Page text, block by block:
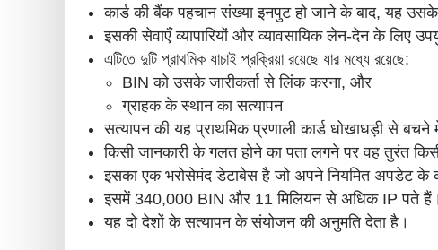
कार्ड की बैंक पहचान संख्या इनपुट हो जाने के बाद, यह
इसकी सेवाएँ व्यापारियों और व्यावसायिक लेन-देन के लिए
এটিতে দুটি প্রাথমিক যাচাই প্রক্রিয়া রয়েছে যার মধ্যে রয়েছে;
BIN को उसके जारीकर्ता से लिंक करना, और
ग्राहक के स्थान का सत्यापन
सत्यापन की यह प्राथमिक प्रणाली कार्ड धोखाधड़ी से बचने
किसी जानकारी के गलत होने का पता लगने पर वह तुरंत
इसका एक भरोसेमंद डेटाबेस है जो अपने नियमित अपडेट के
इसमें 340,000 BIN और 11 मिलियन से अधिक IP पते हैं।
यह दो देशों के सत्यापन के संयोजन की अनुमति देता है।